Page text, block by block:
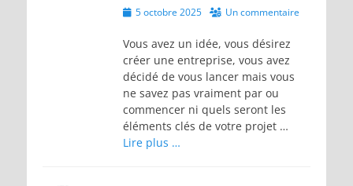
Posted
5 octobre 2025 Un commentaire
Vous avez un idée, vous désirez
créer une entreprise, vous avez
décidé de vous lancer mais vous
ne savez pas vraiment par ou
commencer ni quels seront les
éléments clés de votre projet …
Lire plus …